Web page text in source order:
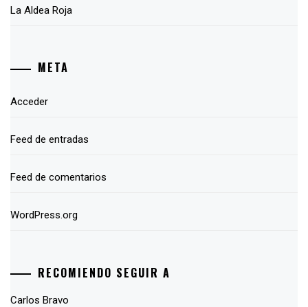
La Aldea Roja
META
Acceder
Feed de entradas
Feed de comentarios
WordPress.org
RECOMIENDO SEGUIR A
Carlos Bravo